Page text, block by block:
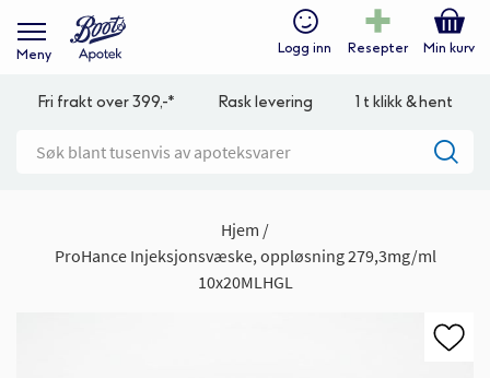
Meny Logg inn Resepter Min kurv
Fri frakt over 399,-* Rask levering 1 t klikk & hent
Hjem
ProHance Injeksjonsvæske, oppløsning 279,3mg/ml
10x20MLHGL